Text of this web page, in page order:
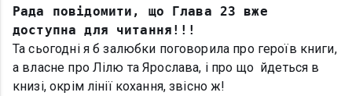
Рада повідомити, що Глава 23 вже
доступна для читання!!!
Та сьогодні я б залюбки поговорила про героїв книги,
а власне про Лілю та Ярослава, і про що йдеться в
книзі, окрім лінії кохання, звісно ж!